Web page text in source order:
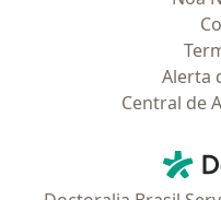
Alerta
Central de